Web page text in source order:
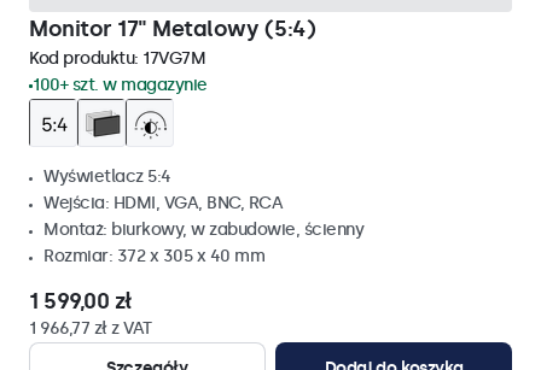
Monitor 17" Metalowy (5:4)
Kod produktu: 17VG7M
100+ szt. w magazynie
Wyświetlacz 5:4
Wejścia: HDMI, VGA, BNC, RCA
Montaż: biurkowy, w zabudowie, ścienny
Rozmiar: 372 x 305 x 40 mm
1 599,00 zł
1 966,77 zł z VAT